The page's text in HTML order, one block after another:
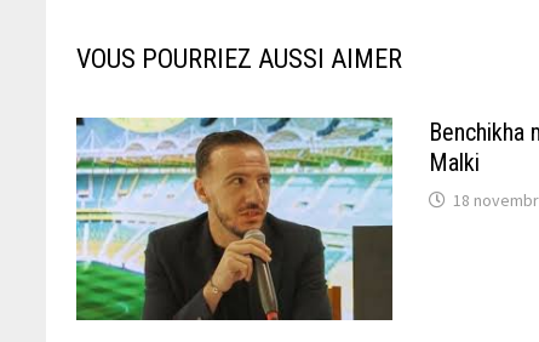
VOUS POURRIEZ AUSSI AIMER
Benchikha
Malki
18